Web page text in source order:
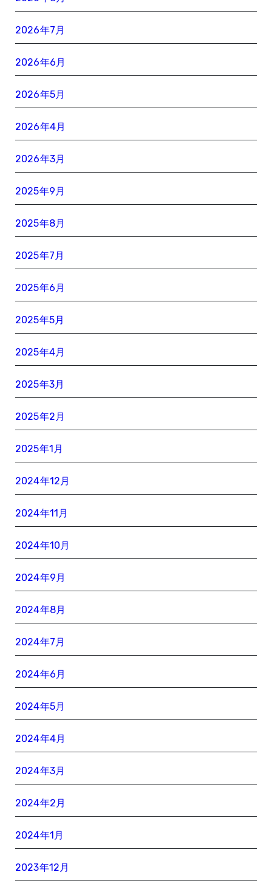
2026年7月
2026年6月
2026年5月
2026年4月
2026年3月
2025年9月
2025年8月
2025年7月
2025年6月
2025年5月
2025年4月
2025年3月
2025年2月
2025年1月
2024年12月
2024年11月
2024年10月
2024年9月
2024年8月
2024年7月
2024年6月
2024年5月
2024年4月
2024年3月
2024年2月
2024年1月
2023年12月